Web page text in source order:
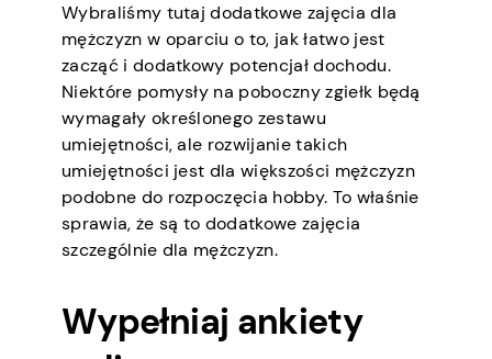
Wybraliśmy tutaj dodatkowe zajęcia dla
mężczyzn w oparciu o to, jak łatwo jest
zacząć i dodatkowy potencjał dochodu.
Niektóre pomysły na poboczny zgiełk będą
wymagały określonego zestawu
umiejętności, ale rozwijanie takich
umiejętności jest dla większości mężczyzn
podobne do rozpoczęcia hobby. To właśnie
sprawia, że są to dodatkowe zajęcia
szczególnie dla mężczyzn.
Wypełniaj ankiety